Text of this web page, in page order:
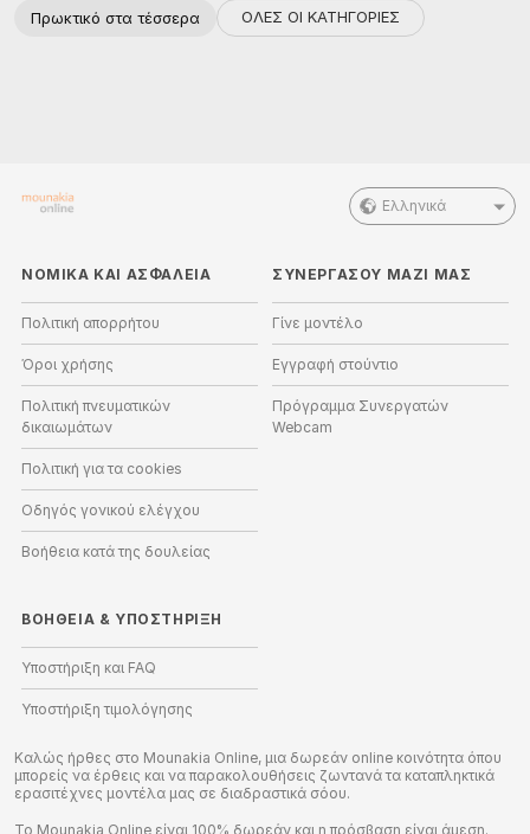
Πρωκτικό στα τέσσερα
ΟΛΕΣ ΟΙ ΚΑΤΗΓΟΡΙΕΣ
Ελληνικά
ΝΟΜΙΚΑ ΚΑΙ ΑΣΦΑΛΕΙΑ
Πολιτική απορρήτου
Όροι χρήσης
Πολιτική πνευματικών
δικαιωμάτων
Πολιτική για τα cookies
Οδηγός γονικού ελέγχου
Βοήθεια κατά της δουλείας
ΣΥΝΕΡΓΑΣΟΥ ΜΑΖΙ ΜΑΣ
Γίνε μοντέλο
Εγγραφή στούντιο
Πρόγραμμα Συνεργατών
Webcam
ΒΟΉΘΕΙΑ & ΥΠΟΣΤΉΡΙΞΗ
Υποστήριξη και FAQ
Υποστήριξη τιμολόγησης
Καλώς ήρθες στο Mounakia Online, μια δωρεάν online κοινότητα όπου
μπορείς να έρθεις και να παρακολουθήσεις ζωντανά τα καταπληκτικά
ερασιτέχνες μοντέλα μας σε διαδραστικά σόου.
Το Mounakia Online είναι 100% δωρεάν και η πρόσβαση είναι άμεση.